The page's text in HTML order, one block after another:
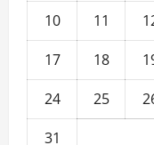
10
11
17
18
24
25
31